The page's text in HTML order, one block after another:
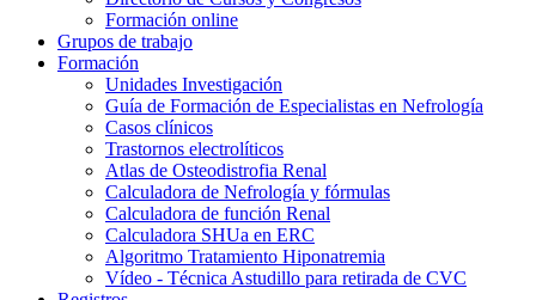
Formación online
Grupos de trabajo
Formación
Unidades Investigación
Guía de Formación de Especialistas en Nefrología
Casos clínicos
Trastornos electrolíticos
Atlas de Osteodistrofia Renal
Calculadora de Nefrología y fórmulas
Calculadora de función Renal
Calculadora SHUa en ERC
Algoritmo Tratamiento Hiponatremia
Vídeo - Técnica Astudillo para retirada de CVC